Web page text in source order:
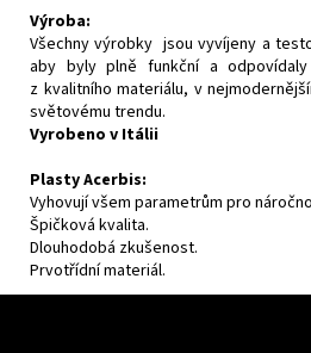
Výroba:
Všechny výrobky jsou vyvíjeny a
aby byly plně funkční a
z kvalitního materiálu, v
světovému trendu.
Vyrobeno v Itálii
Plasty Acerbis:
Vyhovují všem parametrům pro
Špičková kvalita.
Dlouhodobá zkušenost.
Prvotřídní materiál.